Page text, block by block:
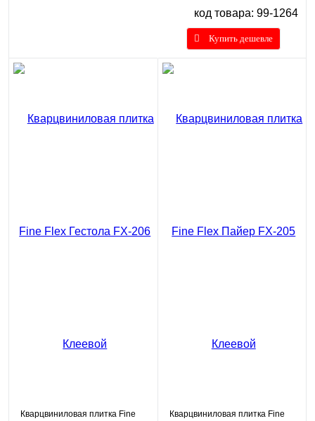
код товара: 99-1264
Купить дешевле
Кварцвиниловая плитка Fine
Кварцвиниловая плитка Fine